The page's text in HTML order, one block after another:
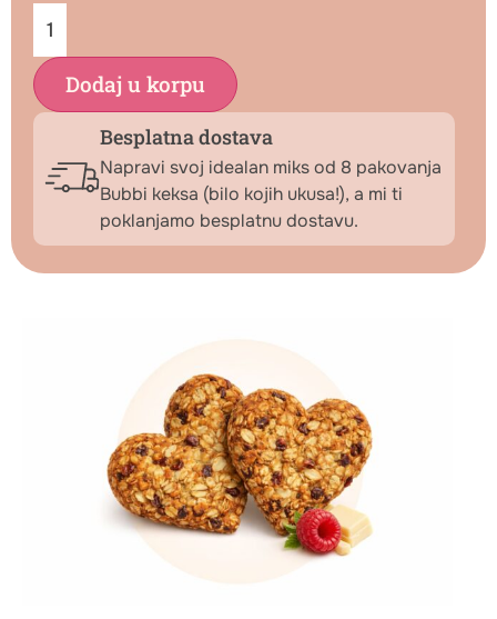
Dodaj u korpu
Besplatna dostava
Napravi svoj idealan miks od 8 pakovanja
Bubbi keksa (bilo kojih ukusa!), a mi ti
poklanjamo besplatnu dostavu.